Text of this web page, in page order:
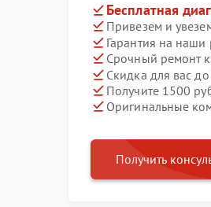
Бесплатная
Привезем и
Гарантия на
Срочный ремонт
Скидка для вас до
Получите 1500
Оригинальные
Получить